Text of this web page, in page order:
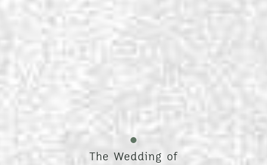
The Wedding of